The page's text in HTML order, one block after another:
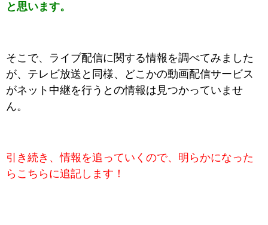
と思います。
そこで、ライブ配信に関する情報を調べてみました
が、テレビ放送と同様、どこかの動画配信サービス
がネット中継を行うとの情報は見つかっていませ
ん。
引き続き、情報を追っていくので、明らかになった
らこちらに追記します！